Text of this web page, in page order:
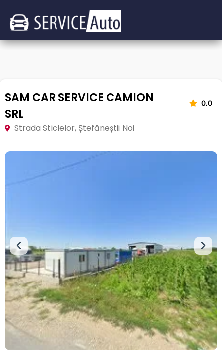
SAM CAR SERVICE CAMION
SRL
0.0
Strada Sticlelor, Ștefăneștii Noi